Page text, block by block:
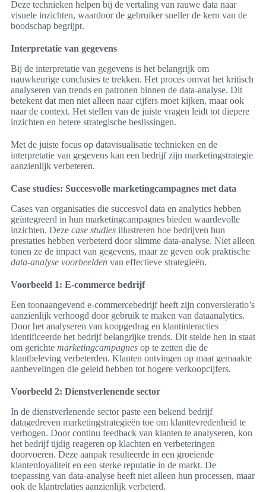
Deze technieken helpen bij de vertaling van rauwe data naar
visuele inzichten, waardoor de gebruiker sneller de kern van de
boodschap begrijpt.
Interpretatie van gegevens
Bij de interpretatie van gegevens is het belangrijk om
nauwkeurige conclusies te trekken. Het proces omvat het kritisch
analyseren van trends en patronen binnen de data-analyse. Dit
betekent dat men niet alleen naar cijfers moet kijken, maar ook
naar de context. Het stellen van de juiste vragen leidt tot diepere
inzichten en betere strategische beslissingen.
Met de juiste focus op datavisualisatie technieken en de
interpretatie van gegevens kan een bedrijf zijn marketingstrategie
aanzienlijk verbeteren.
Case studies: Succesvolle marketingcampagnes met data
Cases van organisaties die succesvol data en analytics hebben
geïntegreerd in hun marketingcampagnes bieden waardevolle
inzichten. Deze case studies illustreren hoe bedrijven hun
prestaties hebben verbeterd door slimme data-analyse. Niet alleen
tonen ze de impact van gegevens, maar ze geven ook praktische
data-analyse voorbeelden van effectieve strategieën.
Voorbeeld 1: E-commerce bedrijf
Een toonaangevend e-commercebedrijf heeft zijn conversieratio’s
aanzienlijk verhoogd door gebruik te maken van dataanalytics.
Door het analyseren van koopgedrag en klantinteracties
identificeerde het bedrijf belangrijke trends. Dit stelde hen in staat
om gerichte marketingcampagnes op te zetten die de
klantbeleving verbeterden. Klanten ontvingen op maat gemaakte
aanbevelingen die geleid hebben tot hogere verkoopcijfers.
Voorbeeld 2: Dienstverlenende sector
In de dienstverlenende sector paste een bekend bedrijf
datagedreven marketingstrategieën toe om klanttevredenheid te
verhogen. Door continu feedback van klanten te analyseren, kon
het bedrijf tijdig reageren op klachten en verbeteringen
doorvoeren. Deze aanpak resulteerde in een groeiende
klantenloyaliteit en een sterke reputatie in de markt. De
toepassing van data-analyse heeft niet alleen hun processen, maar
ook de klantrelaties aanzienlijk verbeterd.